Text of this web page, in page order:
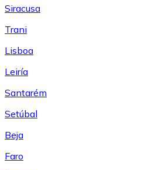
Siracusa
Trani
Lisboa
Leiría
Santarém
Setúbal
Beja
Faro